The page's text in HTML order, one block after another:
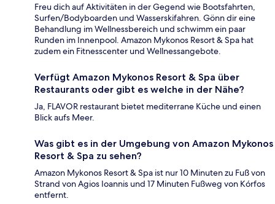
Freu dich auf Aktivitäten in der Gegend wie Bootsfahrten,
Surfen/Bodyboarden und Wasserskifahren. Gönn dir eine
Behandlung im Wellnessbereich und schwimm ein paar
Runden im Innenpool. Amazon Mykonos Resort & Spa hat
zudem ein Fitnesscenter und Wellnessangebote.
Verfügt Amazon Mykonos Resort & Spa über
Restaurants oder gibt es welche in der Nähe?
Ja, FLAVOR restaurant bietet mediterrane Küche und einen
Blick aufs Meer.
Was gibt es in der Umgebung von Amazon Mykonos
Resort & Spa zu sehen?
Amazon Mykonos Resort & Spa ist nur 10 Minuten zu Fuß von
Strand von Agios Ioannis und 17 Minuten Fußweg von Kórfos
entfernt.